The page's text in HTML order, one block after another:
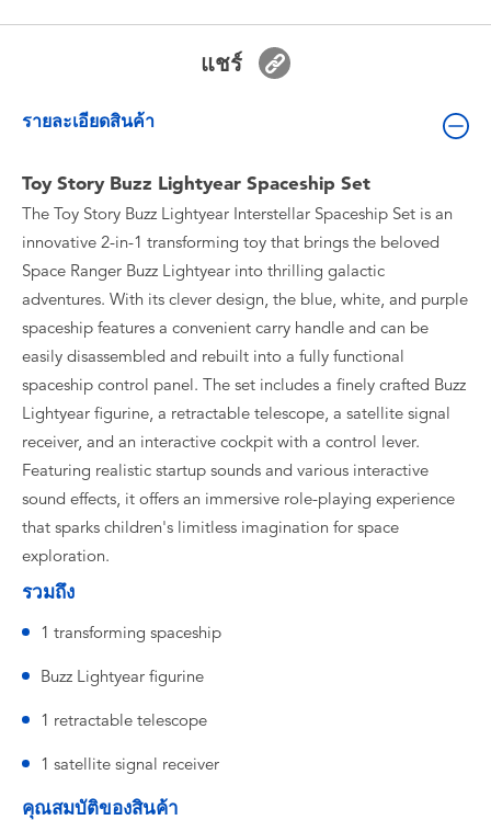
แชร์
รายละเอียดสินค้า
Toy Story Buzz Lightyear Spaceship Set
The Toy Story Buzz Lightyear Interstellar Spaceship Set is an
innovative 2-in-1 transforming toy that brings the beloved
Space Ranger Buzz Lightyear into thrilling galactic
adventures. With its clever design, the blue, white, and purple
spaceship features a convenient carry handle and can be
easily disassembled and rebuilt into a fully functional
spaceship control panel. The set includes a finely crafted Buzz
Lightyear figurine, a retractable telescope, a satellite signal
receiver, and an interactive cockpit with a control lever.
Featuring realistic startup sounds and various interactive
sound effects, it offers an immersive role-playing experience
that sparks children's limitless imagination for space
exploration.
รวมถึง
1 transforming spaceship
Buzz Lightyear figurine
1 retractable telescope
1 satellite signal receiver
คุณสมบัติของสินค้า